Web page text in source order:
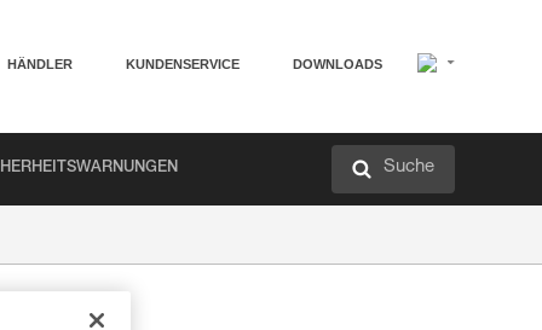
HÄNDLER KUNDENSERVICE DOWNLOADS
Suche